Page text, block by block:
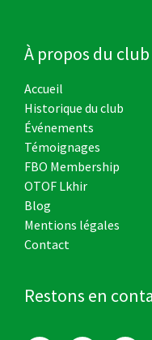
À propos du club
Accueil
Historique du club
Événements
Témoignages
FBO Membership
OTOF Lkhir
Blog
Mentions légales
Contact
Restons en